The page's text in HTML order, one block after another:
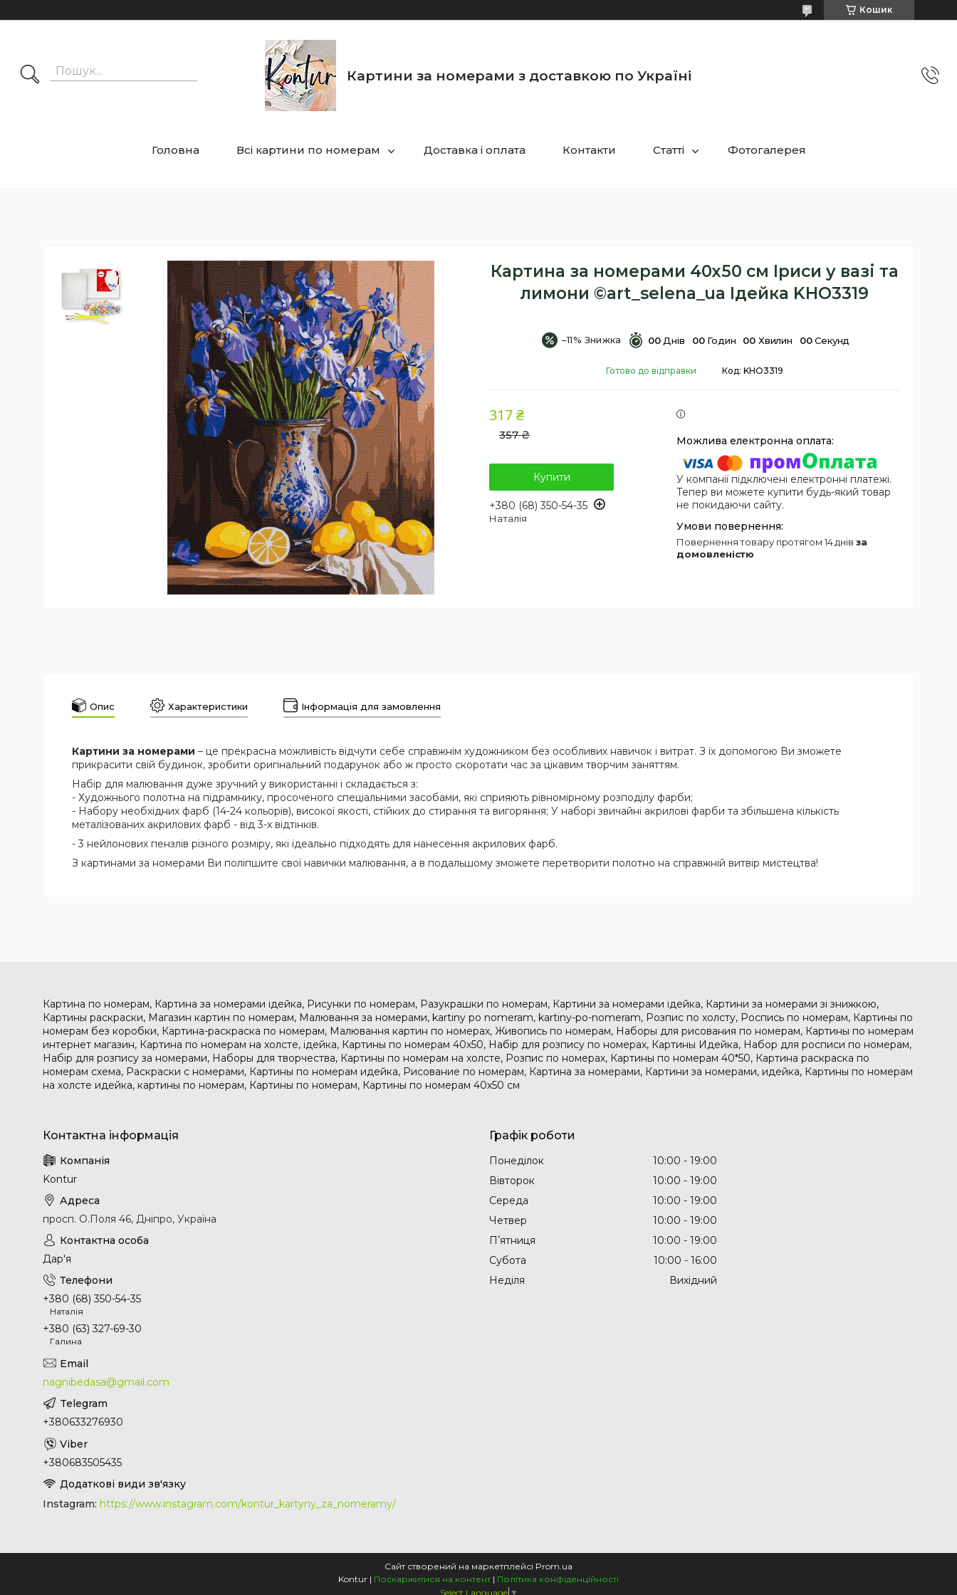
Кошик
Картини за номерами з доставкою по Україні
Головна Всі картини по номерам Доставка і оплата Контакти Статті Фотогалерея
Картина за номерами 40х50 см Іриси у вазі та
лимони ©art_selena_ua Ідейка KHO3319
–11% 00 Днів 00 Годин 00 Хвилин 00 Секунд
Готово до відправки Код: KHO3319
357 ₴
317 ₴
Купити
+380 (68) 350-54-35
Наталія
У компанії підключені електронні платежі.
Тепер ви можете купити будь-який товар
не покидаючи сайту.
повернення товару протягом 14 днів за
домовленістю
Опис Характеристики Інформація для замовлення
Картини за номерами – це прекрасна можливість відчути себе справжнім художником без особливих навичок і витрат. З їх допомогою Ви зможете
прикрасити свій будинок, зробити оригінальний подарунок або ж просто скоротати час за цікавим творчим заняттям.
Набір для малювання дуже зручний у використанні і складається з:
- Художнього полотна на підрамнику, просоченого спеціальними засобами, які сприяють рівномірному розподілу фарби;
- Набору необхідних фарб (14-24 кольорів), високої якості, стійких до стирання та вигоряння; У наборі звичайні акрилові фарби та збільшена кількість
металізованих акрилових фарб - від 3-х відтінків.
- 3 нейлонових пензлів різного розміру, які ідеально підходять для нанесення акрилових фарб.
З картинами за номерами Ви поліпшите свої навички малювання, а в подальшому зможете перетворити полотно на справжній витвір мистецтва!
Картина по номерам, Картина за номерами ідейка, Рисунки по номерам, Разукрашки по номерам, Картини за номерами ідейка, Картини за номерами зі знижкою,
Картины раскраски, Магазин картин по номерам, Малювання за номерами, kartiny po nomeram, kartiny-po-nomeram, Розпис по холсту, Роспись по номерам, Картины по
номерам без коробки, Картина-раскраска по номерам, Малювання картин по номерах, Живопись по номерам, Наборы для рисования по номерам, Картины по номерам
интернет магазин, Картина по номерам на холсте, ідейка, Картины по номерам 40х50, Набір для розпису по номерах, Картины Идейка, Набор для росписи по номерам,
Набір для розпису за номерами, Наборы для творчества, Картины по номерам на холсте, Розпис по номерах, Картины по номерам 40*50, Картина раскраска по
номерам схема, Раскраски с номерами, Картины по номерам идейка, Рисование по номерам, Картина за номерами, Картини за номерами, идейка, Картины по номерам
на холсте идейка, картины по номерам, Картины по номерам, Картины по номерам 40х50 см
Kontur
просп. О.Поля 46, Дніпро, Україна
Дар'я
+380 (68) 350-54-35
Наталія
+380 (63) 327-69-30
Галина
nagnibedasa@gmail.com
+380633276930
+380683505435
Instagram https://www.instagram.com/kontur_kartyny_za_nomeramy/
Графік роботи
Понеділок 10:00
19:00
Вівторок
10:00
19:00
Середа
10:00
19:00
Четвер
10:00
19:00
Пʼятниця
10:00
19:00
Субота
10:00
16:00
Неділя
Вихідний
Сайт створений на маркетплейсі Prom.ua
Kontur | Поскаржитися на контент | Політика конфіденційності
Select Language ▼